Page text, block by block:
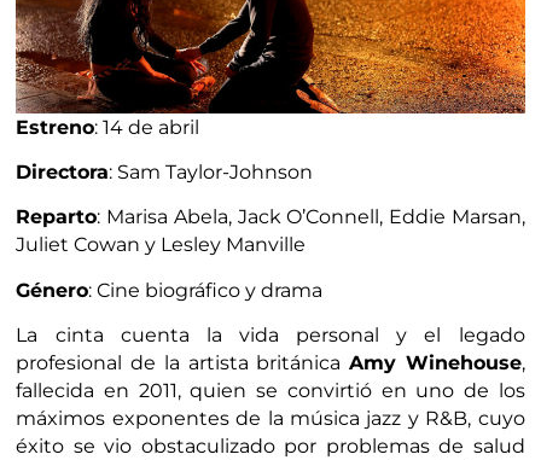
Estreno: 14 de abril
Directora: Sam Taylor-Johnson
Reparto: Marisa Abela, Jack O’Connell, Eddie Marsan,
Juliet Cowan y Lesley Manville
Género: Cine biográfico y drama
La cinta cuenta la vida personal y el legado
profesional de la artista británica Amy Winehouse,
fallecida en 2011, quien se convirtió en uno de los
máximos exponentes de la música jazz y R&B, cuyo
éxito se vio obstaculizado por problemas de salud